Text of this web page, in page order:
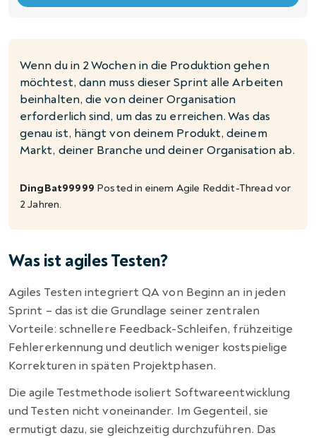
Wenn du in 2 Wochen in die Produktion gehen
möchtest, dann muss dieser Sprint alle Arbeiten
beinhalten, die von deiner Organisation
erforderlich sind, um das zu erreichen. Was das
genau ist, hängt von deinem Produkt, deinem
Markt, deiner Branche und deiner Organisation ab.
DingBat99999 Posted in einem Agile Reddit-Thread vor
2 Jahren.
Was ist agiles Testen?
Agiles Testen integriert QA von Beginn an in jeden
Sprint – das ist die Grundlage seiner zentralen
Vorteile: schnellere Feedback-Schleifen, frühzeitige
Fehlererkennung und deutlich weniger kostspielige
Korrekturen in späten Projektphasen.
Die agile Testmethode isoliert Softwareentwicklung
und Testen nicht voneinander. Im Gegenteil, sie
ermutigt dazu, sie gleichzeitig durchzuführen. Das